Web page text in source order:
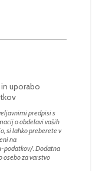
uporabo
predpisi s
o obdelavi vaših
si lahko preberete v
na
podatkov/. Dodatna
osebo za varstvo